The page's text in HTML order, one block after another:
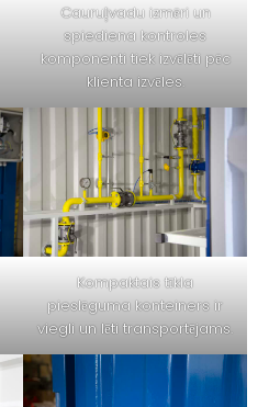
Cauruļvadu izmēri un
spiediena kontroles
komponenti tiek izvēlēti pēc
klienta izvēles.
Kompaktais tīkla
pieslēguma konteiners ir
viegli un lēti transportējams.